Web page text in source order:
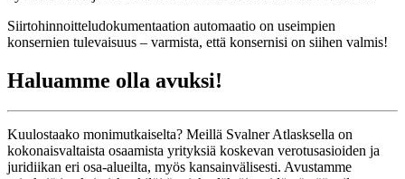
Siirtohinnoitteludokumentaation automaatio on useimpien
konsernien tulevaisuus – varmista, että konsernisi on siihen valmis!
Haluamme olla avuksi!
Kuulostaako monimutkaiselta? Meillä Svalner Atlasksella on
kokonaisvaltaista osaamista yrityksiä koskevan verotusasioiden ja
juridiikan eri osa-alueilta, myös kansainvälisesti. Avustamme